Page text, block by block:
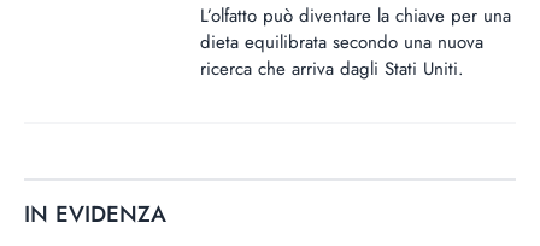
L’olfatto può diventare la chiave per una
dieta equilibrata secondo una nuova
ricerca che arriva dagli Stati Uniti.
IN EVIDENZA